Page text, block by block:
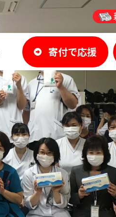
寄付で応援